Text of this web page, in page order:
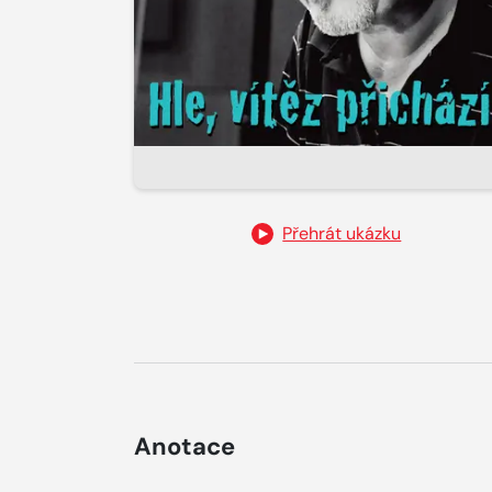
Přehrát ukázku
Anotace